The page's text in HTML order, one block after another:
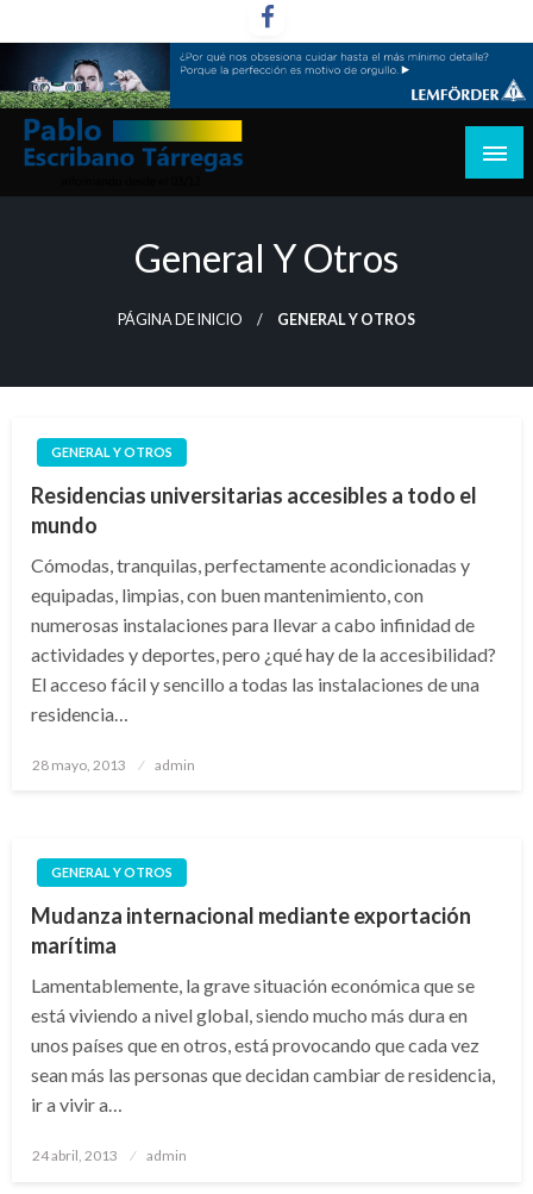
al
contenido
informando desde el 03/12
General Y Otros
PÁGINA DE INICIO GENERAL Y OTROS
GENERAL Y OTROS
Residencias universitarias accesibles a todo el
mundo
Cómodas, tranquilas, perfectamente acondicionadas y
equipadas, limpias, con buen mantenimiento, con
numerosas instalaciones para llevar a cabo infinidad de
actividades y deportes, pero ¿qué hay de la accesibilidad?
El acceso fácil y sencillo a todas las instalaciones de una
residencia…
Publicado
28 mayo, 2013 admin
GENERAL Y OTROS
Mudanza internacional mediante exportación
marítima
Lamentablemente, la grave situación económica que se
está viviendo a nivel global, siendo mucho más dura en
unos países que en otros, está provocando que cada vez
sean más las personas que decidan cambiar de residencia,
ir a vivir a…
Publicado
24 abril, 2013 admin